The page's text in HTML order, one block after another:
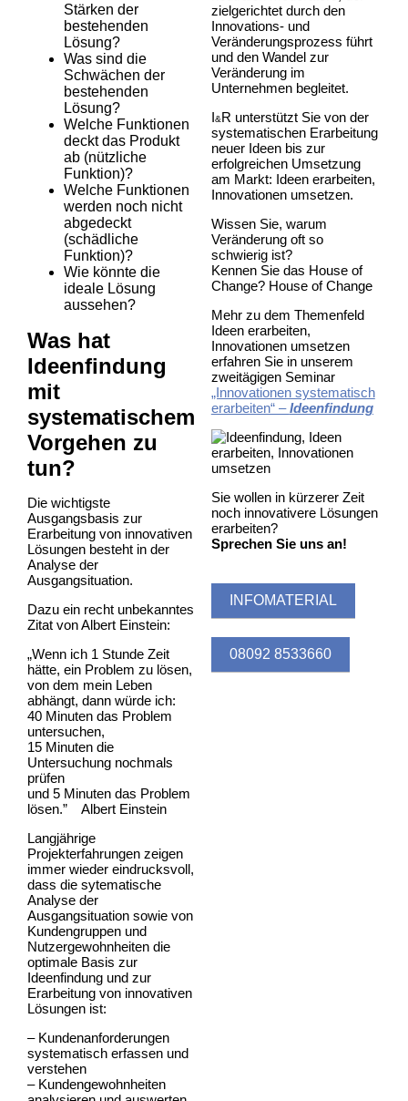
Stärken der
bestehenden
Lösung?
Was sind die
Schwächen der
bestehenden
Lösung?
Welche Funktionen
deckt das Produkt
ab (nützliche
Funktion)?
Welche Funktionen
werden noch nicht
abgedeckt
(schädliche
Funktion)?
Wie könnte die
ideale Lösung
aussehen?
Was hat
Ideenfindung
mit
systematischem
Vorgehen zu
tun?
Die wichtigste
Ausgangsbasis zur
Erarbeitung von innovativen
Lösungen besteht in der
Analyse der
Ausgangsituation.
Dazu ein recht unbekanntes
Zitat von Albert Einstein:
„Wenn ich 1 Stunde Zeit
hätte, ein Problem zu lösen,
von dem mein Leben
abhängt, dann würde ich:
40 Minuten das Problem
untersuchen,
15 Minuten die
Untersuchung nochmals
prüfen
und 5 Minuten das Problem
lösen.” Albert Einstein
Langjährige
Projekterfahrungen zeigen
immer wieder eindrucksvoll,
dass die sytematische
Analyse der
Ausgangsituation sowie von
Kundengruppen und
Nutzergewohnheiten die
optimale Basis zur
Ideenfindung und zur
Erarbeitung von innovativen
Lösungen ist:
– Kundenanforderungen
systematisch erfassen und
verstehen
– Kundengewohnheiten
zielgerichtet durch den
Innovations- und
Veränderungsprozess führt
und den Wandel zur
Veränderung im
Unternehmen begleitet.
I&R unterstützt Sie von der
systematischen Erarbeitung
neuer Ideen bis zur
erfolgreichen Umsetzung
am Markt: Ideen erarbeiten,
Innovationen umsetzen.
Wissen Sie, warum
Veränderung oft so
schwierig ist?
Kennen Sie das House of
Change? House of Change
Mehr zu dem Themenfeld
Ideen erarbeiten,
Innovationen umsetzen
erfahren Sie in unserem
zweitägigen Seminar
„Innovationen systematisch
erarbeiten“ –Ideenfindung
Sie wollen in kürzerer Zeit
noch innovativere Lösungen
erarbeiten?
Sprechen Sie uns an!
INFOMATERIAL
08092 8533660